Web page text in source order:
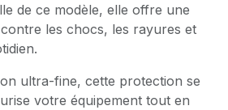
de ce modèle, elle offre une
les chocs, les rayures et
ultra-fine, cette protection se
votre équipement tout en